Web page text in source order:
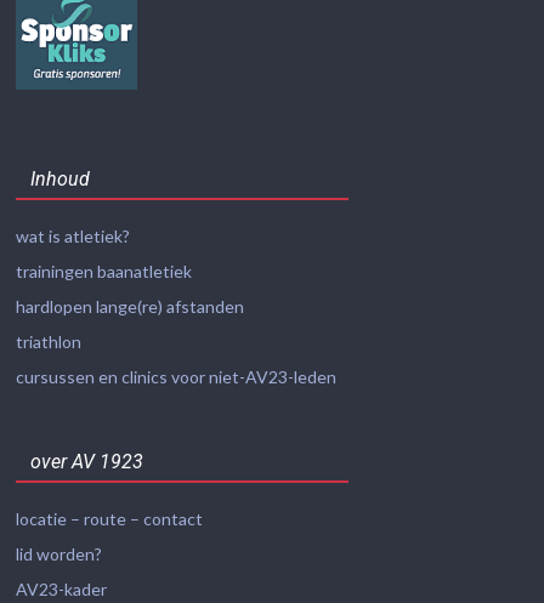
Inhoud
wat is atletiek?
trainingen baanatletiek
hardlopen lange(re) afstanden
triathlon
cursussen en clinics voor niet-AV23-leden
over AV 1923
locatie – route – contact
lid worden?
AV23-kader